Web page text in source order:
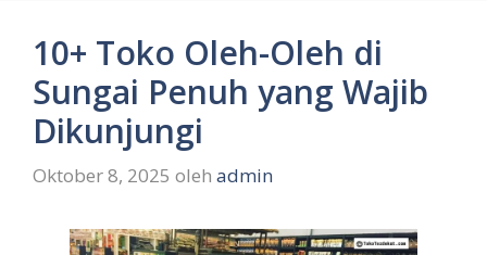
10+ Toko Oleh-Oleh di
Sungai Penuh yang Wajib
Dikunjungi
Oktober 8, 2025 oleh admin